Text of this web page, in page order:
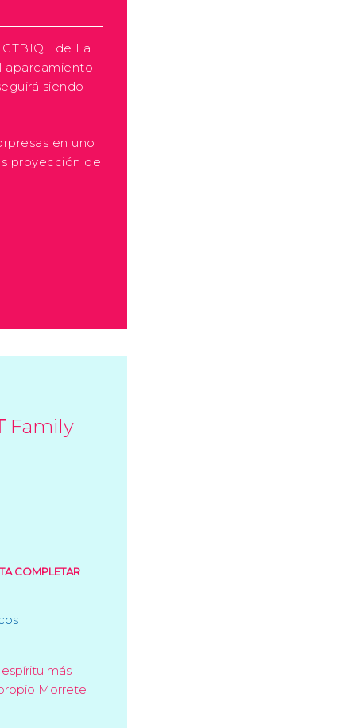
de La
aparcamiento
siendo
en uno
proyección de
Family
COMPLETAR
más
Morrete